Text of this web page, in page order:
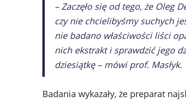
– Zaczęło się od tego, że Oleg
czy nie chcielibyśmy suchych
nie badano właściwości liści
nich ekstrakt i sprawdzić jego
dziesiątkę – mówi prof. Masłyk.
Badania wykazały, że preparat